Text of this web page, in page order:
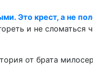
Это крест, а не
и не сломаться
от брата